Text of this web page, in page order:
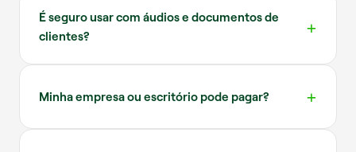
É seguro usar com áudios e documentos de
clientes?
Minha empresa ou escritório pode pagar?